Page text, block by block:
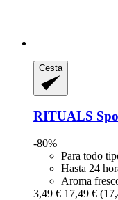
Cesta
RITUALS
-80%
Para todo
Hasta 24
Aroma
3,49 € 17,49 €